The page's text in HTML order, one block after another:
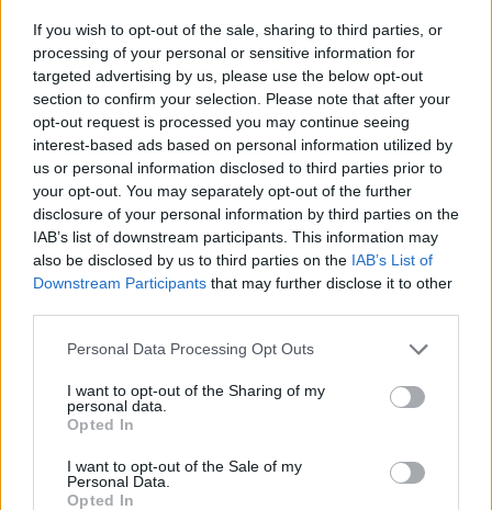
If you wish to opt-out of the sale, sharing to third parties, or
processing of your personal or sensitive information for
targeted advertising by us, please use the below opt-out
section to confirm your selection. Please note that after your
opt-out request is processed you may continue seeing
interest-based ads based on personal information utilized by
us or personal information disclosed to third parties prior to
your opt-out. You may separately opt-out of the further
disclosure of your personal information by third parties on the
IAB’s list of downstream participants. This information may
also be disclosed by us to third parties on the IAB’s List of
Downstream Participants that may further disclose it to other
Personal Data Processing Opt Outs
I want to opt-out of the Sharing of my
personal data.
Opted In
I want to opt-out of the Sale of my
Personal Data.
Opted In
A tranzakció zárása a szükséges hatósági jóváhagyások
és egyéb zárási feltételek teljesülését követően várható. A
lépéssel a 4iG S&D belép a forgószárnyas légijárművek
karbantartási és modernizációs piacára, ami a 4iG Csoport
azon törekvését erősíti, hogy a légi járművek teljes
életciklusát lefedő, integrált ipari és szolgáltatási
képességeket építsen...
KEDVES OLVASÓNK!
A keresett cikk a portfolio.hu hírarchívumához
tartozik, melynek olvasása előfizetéses
regisztrációhoz kötött.
Az előfizetés a következőket tartalmazza:
Portfolio.hu teljes cikkarchívum
Kötéslisták: BÉT elmúlt 2 év napon belüli
kötéslistái